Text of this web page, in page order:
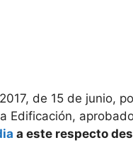
de 15 de junio,
Edificación,
a este respecto